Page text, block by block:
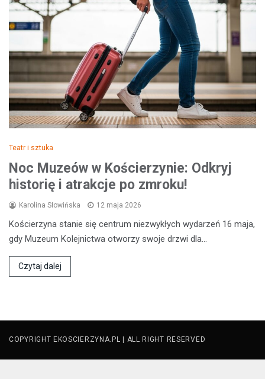
Teatr i sztuka
Noc Muzeów w Kościerzynie: Odkryj
historię i atrakcje po zmroku!
Karolina Słowińska 12 maja 2026
Kościerzyna stanie się centrum niezwykłych wydarzeń 16 maja,
gdy Muzeum Kolejnictwa otworzy swoje drzwi dla…
Czytaj dalej
COPYRIGHT EKOSCIERZYNA.PL | ALL RIGHT RESERVED